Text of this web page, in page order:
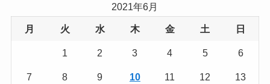
2021年6月
月 火 水 木 金 土 日
1 2 3 4 5 6
7 8 9 10 11 12 13